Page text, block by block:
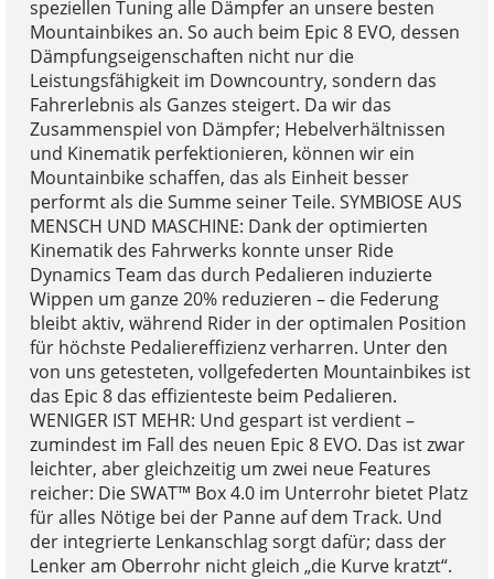
speziellen Tuning alle Dämpfer an unsere besten
Mountainbikes an. So auch beim Epic 8 EVO, dessen
Dämpfungseigenschaften nicht nur die
Leistungsfähigkeit im Downcountry, sondern das
Fahrerlebnis als Ganzes steigert. Da wir das
Zusammenspiel von Dämpfer; Hebelverhältnissen
und Kinematik perfektionieren, können wir ein
Mountainbike schaffen, das als Einheit besser
performt als die Summe seiner Teile. SYMBIOSE AUS
MENSCH UND MASCHINE: Dank der optimierten
Kinematik des Fahrwerks konnte unser Ride
Dynamics Team das durch Pedalieren induzierte
Wippen um ganze 20% reduzieren – die Federung
bleibt aktiv, während Rider in der optimalen Position
für höchste Pedaliereffizienz verharren. Unter den
von uns getesteten, vollgefederten Mountainbikes ist
das Epic 8 das effizienteste beim Pedalieren.
WENIGER IST MEHR: Und gespart ist verdient –
zumindest im Fall des neuen Epic 8 EVO. Das ist zwar
leichter, aber gleichzeitig um zwei neue Features
reicher: Die SWAT™ Box 4.0 im Unterrohr bietet Platz
für alles Nötige bei der Panne auf dem Track. Und
der integrierte Lenkanschlag sorgt dafür; dass der
Lenker am Oberrohr nicht gleich „die Kurve kratzt“.